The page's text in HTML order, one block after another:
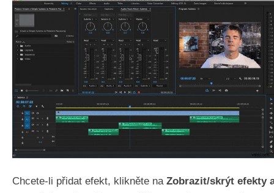
Chcete-li přidat efekt, klikněte na Zobrazit/skrýt efekty